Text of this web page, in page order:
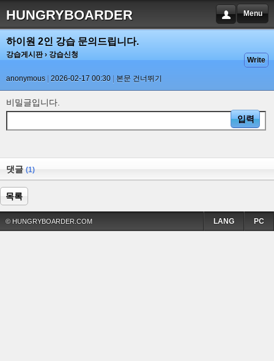
HUNGRYBOARDER Menu
하이원 2인 강습 문의드립니다.
강습게시판› 강습신청
anonymous 2026-02-17 00:30 본문 건너뛰기
Write
비밀글입니다.
댓글 (1)
목록
© HUNGRYBOARDER.COM PC
LANG